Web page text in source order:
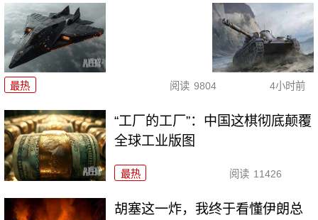
最热 阅读 9804 4小时前
“工厂的工厂”：中国这棋彻底颠覆
全球工业版图
最热 阅读 11426
胡塞这一炸，我终于看懂伊朗总